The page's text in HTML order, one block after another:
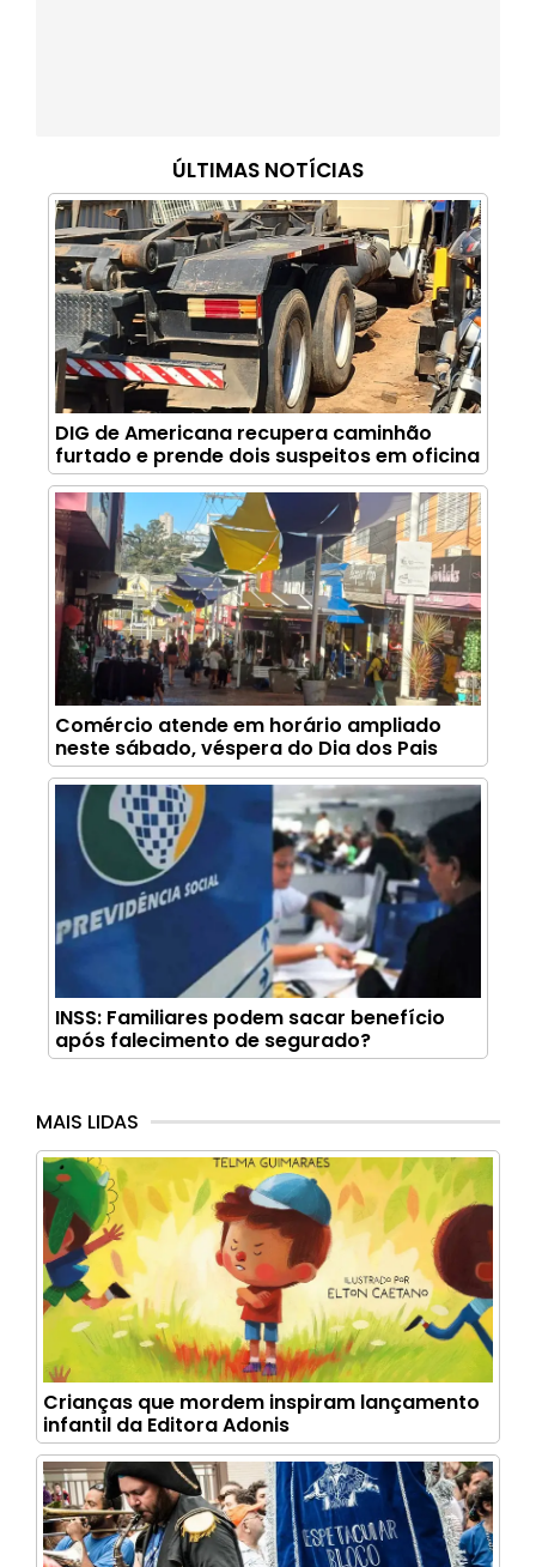
ÚLTIMAS NOTÍCIAS
DIG de Americana recupera caminhão
furtado e prende dois suspeitos em oficina
Comércio atende em horário ampliado
neste sábado, véspera do Dia dos Pais
INSS: Familiares podem sacar benefício
após falecimento de segurado?
MAIS LIDAS
Crianças que mordem inspiram lançamento
infantil da Editora Adonis